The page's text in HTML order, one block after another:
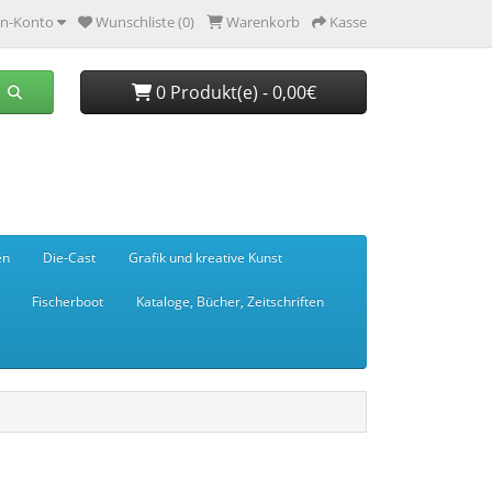
Konto Wunschliste (0) Warenkorb Kasse
0 Produkt(e) - 0,00€
Die-Cast Grafik und kreative Kunst
Fischerboot Kataloge, Bücher, Zeitschriften